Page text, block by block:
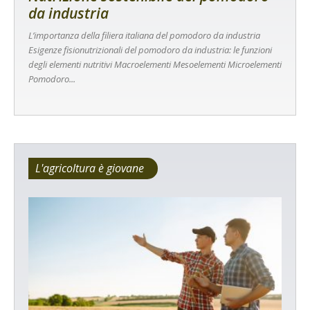
da industria
L’importanza della filiera italiana del pomodoro da industria
Esigenze fisionutrizionali del pomodoro da industria: le funzioni
degli elementi nutritivi Macroelementi Mesoelementi Microelementi
Pomodoro...
L'agricoltura è giovane